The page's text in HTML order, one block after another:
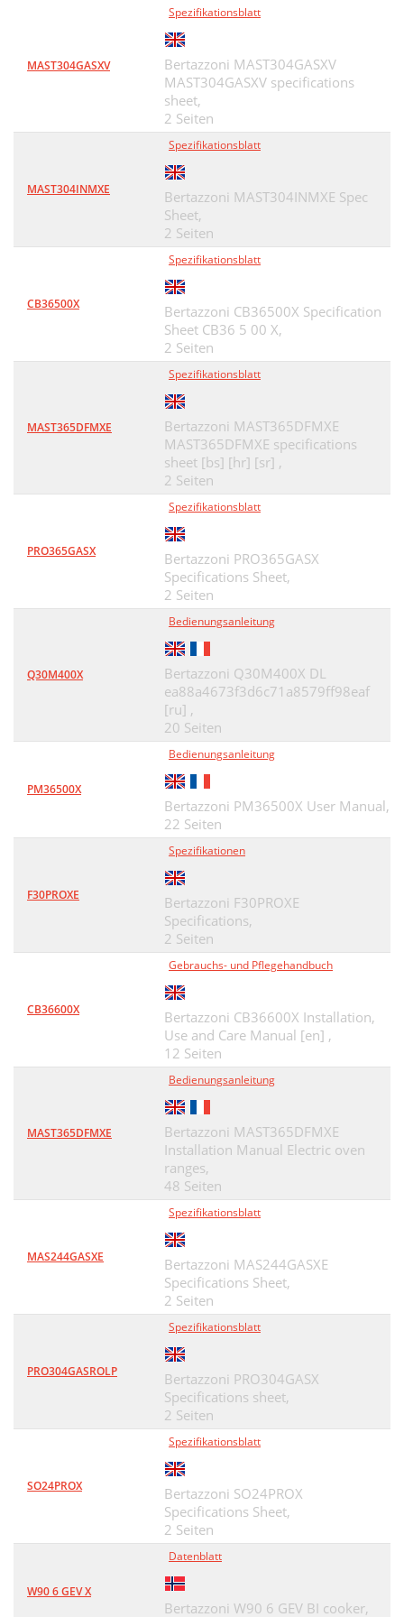
MAST304GASXV
Spezifikationsblatt
Bertazzoni MAST304GASXV
MAST304GASXV specifications
sheet,
2 Seiten
MAST304INMXE
Spezifikationsblatt
Bertazzoni MAST304INMXE Spec
Sheet,
2 Seiten
CB36500X
Spezifikationsblatt
Bertazzoni CB36500X Specification
Sheet CB36 5 00 X,
2 Seiten
MAST365DFMXE
Spezifikationsblatt
Bertazzoni MAST365DFMXE
MAST365DFMXE specifications
sheet [bs] [hr] [sr] ,
2 Seiten
PRO365GASX
Spezifikationsblatt
Bertazzoni PRO365GASX
Specifications Sheet,
2 Seiten
Q30M400X
Bedienungsanleitung
Bertazzoni Q30M400X DL
ea88a4673f3d6c71a8579ff98eaf
[ru] ,
20 Seiten
PM36500X
Bedienungsanleitung
Bertazzoni PM36500X User Manual,
22 Seiten
F30PROXE
Spezifikationen
Bertazzoni F30PROXE
Specifications,
2 Seiten
CB36600X
Gebrauchs- und Pflegehandbuch
Bertazzoni CB36600X Installation,
Use and Care Manual [en] ,
12 Seiten
MAST365DFMXE
Bedienungsanleitung
Bertazzoni MAST365DFMXE
Installation Manual Electric oven
ranges,
48 Seiten
MAS244GASXE
Spezifikationsblatt
Bertazzoni MAS244GASXE
Specifications Sheet,
2 Seiten
PRO304GASROLP
Spezifikationsblatt
Bertazzoni PRO304GASX
Specifications sheet,
2 Seiten
SO24PROX
Spezifikationsblatt
Bertazzoni SO24PROX
Specifications Sheet,
2 Seiten
W90 6 GEV X
Datenblatt
Bertazzoni W90 6 GEV BI cooker,